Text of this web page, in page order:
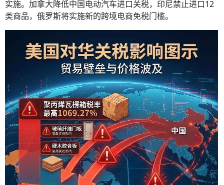
实施。加拿大降低中国电动汽车进口关税，印尼禁止进口12
类商品，俄罗斯将实施新的跨境电商免税门槛。